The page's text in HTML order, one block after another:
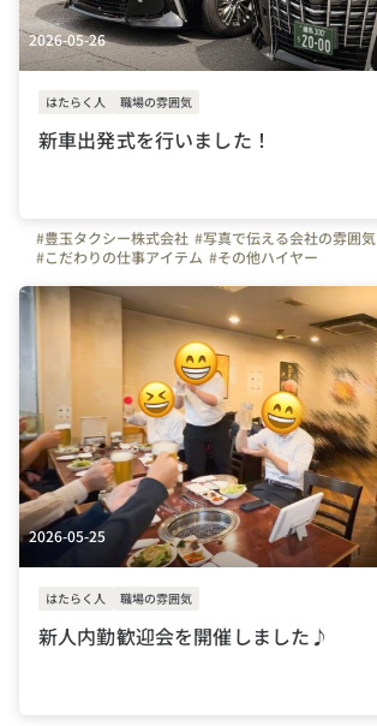
2026-05-26
はたらく人 職場の雰囲気
新車出発式を行いました！
#豊玉タクシー株式会社 #写真で伝える会社の雰囲気
#こだわりの仕事アイテム #その他ハイヤー
2026-05-25
はたらく人 職場の雰囲気
新人内勤歓迎会を開催しました♪